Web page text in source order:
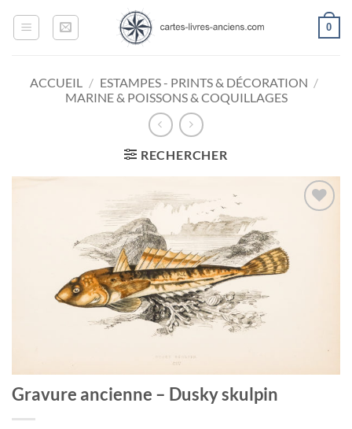
0
ACCUEIL / ESTAMPES - PRINTS & DÉCORATION /
MARINE & POISSONS & COQUILLAGES
RECHERCHER
Gravure ancienne – Dusky skulpin